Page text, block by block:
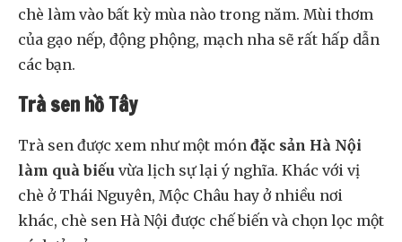
chè làm vào bất kỳ mùa nào trong năm. Mùi thơm
của gạo nếp, động phộng, mạch nha sẽ rất hấp dẫn
các bạn.
Trà sen hồ Tây
Trà sen được xem như một món đặc sản Hà Nội
làm quà biếu vừa lịch sự lại ý nghĩa. Khác với vị
chè ở Thái Nguyên, Mộc Châu hay ở nhiều nơi
khác, chè sen Hà Nội được chế biến và chọn lọc một